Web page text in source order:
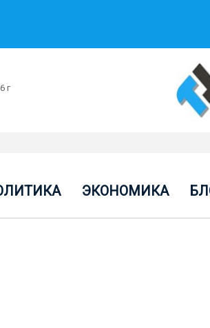
г
ЭКОНОМИКА